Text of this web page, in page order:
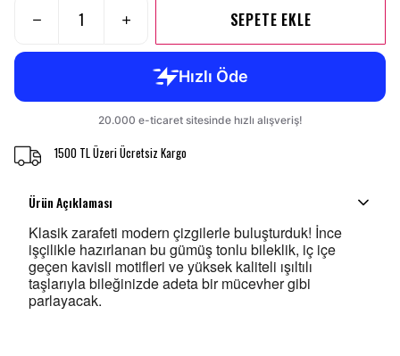
SEPETE EKLE
1500 TL Üzeri Ücretsiz Kargo
Ürün Açıklaması
Klasik zarafeti modern çizgilerle buluşturduk! İnce
işçilikle hazırlanan bu gümüş tonlu bileklik, iç içe
geçen kavisli motifleri ve yüksek kaliteli ışıltılı
taşlarıyla bileğinizde adeta bir mücevher gibi
parlayacak.